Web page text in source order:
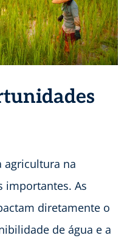
agricultura na
importantes. As
diretamente o
de água e a